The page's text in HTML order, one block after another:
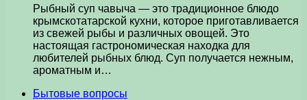
Рыбный суп чавыча — это традиционное блюдо
крымскотатарской кухни, которое приготавливается
из свежей рыбы и различных овощей. Это
настоящая гастрономическая находка для
любителей рыбных блюд. Суп получается нежным,
ароматным и…
Бытовые вопросы